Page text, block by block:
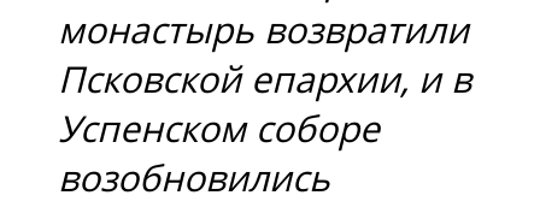
монастырь возвратили
Псковской епархии, и в
Успенском соборе
возобновились